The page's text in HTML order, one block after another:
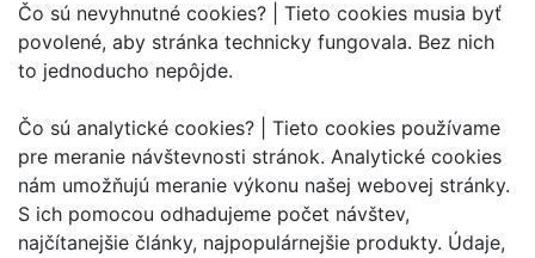
Čo sú nevyhnutné cookies? | Tieto cookies musia byť
povolené, aby stránka technicky fungovala. Bez nich
to jednoducho nepôjde.
Čo sú analytické cookies? | Tieto cookies používame
pre meranie návštevnosti stránok. Analytické cookies
nám umožňujú meranie výkonu našej webovej stránky.
S ich pomocou odhadujeme počet návštev,
najčítanejšie články, najpopulárnejšie produkty. Údaje,